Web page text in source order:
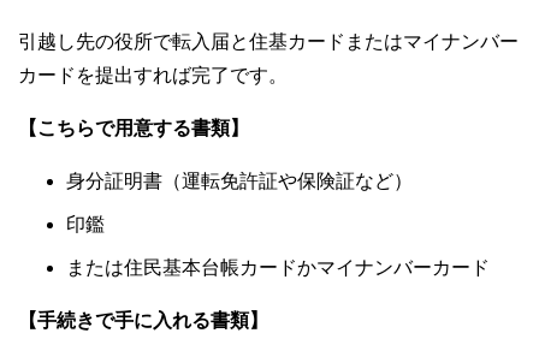
引越し先の役所で転入届と住基カードまたはマイナンバー
カードを提出すれば完了です。
【こちらで用意する書類】
身分証明書（運転免許証や保険証など）
印鑑
または住民基本台帳カードかマイナンバーカード
【手続きで手に入れる書類】